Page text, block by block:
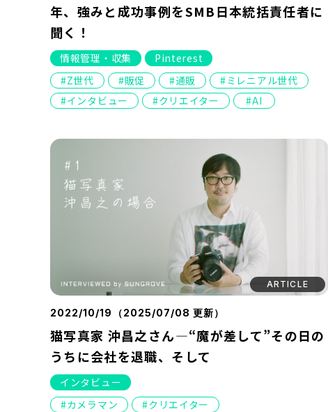
年、強みと成功事例をSMB日本統括責任者に
聞く！
情報管理・収集
Pinterest
Z世代
販促 通販
ミレニアル世代
インタビュー
クリエイター AI
ARTICLE
2022/10/19（2025/07/08 更新）
猫写真家 沖昌之さん―“魔が差して”その日の
うちに会社を退職、そして
インタビュー
カメラマン
クリエイター